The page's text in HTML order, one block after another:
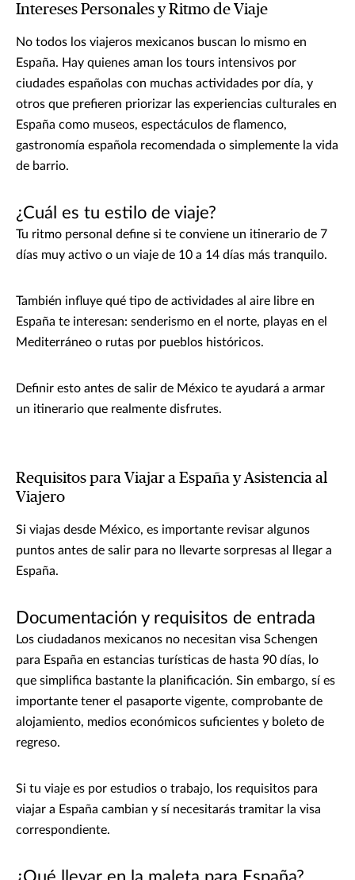
Intereses Personales y Ritmo de Viaje
No todos los viajeros mexicanos buscan lo mismo en
España. Hay quienes aman los tours intensivos por
ciudades españolas con muchas actividades por día, y
otros que prefieren priorizar las experiencias culturales en
España como museos, espectáculos de flamenco,
gastronomía española recomendada o simplemente la vida
de barrio.
¿Cuál es tu estilo de viaje?
Tu ritmo personal define si te conviene un itinerario de 7
días muy activo o un viaje de 10 a 14 días más tranquilo.
También influye qué tipo de actividades al aire libre en
España te interesan: senderismo en el norte, playas en el
Mediterráneo o rutas por pueblos históricos.
Definir esto antes de salir de México te ayudará a armar
un itinerario que realmente disfrutes.
Requisitos para Viajar a España y Asistencia al
Viajero
Si viajas desde México, es importante revisar algunos
puntos antes de salir para no llevarte sorpresas al llegar a
España.
Documentación y requisitos de entrada
Los ciudadanos mexicanos no necesitan visa Schengen
para España en estancias turísticas de hasta 90 días, lo
que simplifica bastante la planificación. Sin embargo, sí es
importante tener el pasaporte vigente, comprobante de
alojamiento, medios económicos suficientes y boleto de
regreso.
Si tu viaje es por estudios o trabajo, los requisitos para
viajar a España cambian y sí necesitarás tramitar la visa
correspondiente.